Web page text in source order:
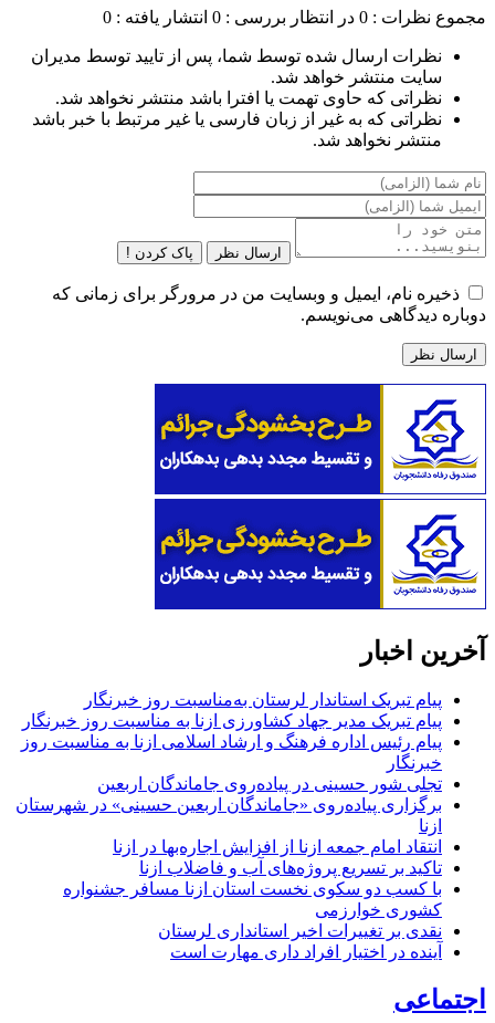
مجموع نظرات : 0 در انتظار بررسی : 0 انتشار یافته : 0
نظرات ارسال شده توسط شما، پس از تایید توسط مدیران
سایت منتشر خواهد شد.
نظراتی که حاوی تهمت یا افترا باشد منتشر نخواهد شد.
نظراتی که به غیر از زبان فارسی یا غیر مرتبط با خبر باشد
منتشر نخواهد شد.
ارسال نظر پاک کردن !
ذخیره نام، ایمیل و وبسایت من در مرورگر برای زمانی که
دوباره دیدگاهی می‌نویسم.
آخرین اخبار
پیام تبریک استاندار لرستان به‌مناسبت روز خبرنگار
پیام تبریک مدیر جهاد کشاورزی ازنا به مناسبت روز خبرنگار
پیام رئیس اداره فرهنگ و ارشاد اسلامی ازنا به مناسبت روز
خبرنگار
تجلی شور حسینی در پیاده‌روی جاماندگان اربعین
برگزاری پیاده‌روی «جاماندگان اربعین حسینی» در شهرستان
ازنا
انتقاد امام جمعه ازنا از افزایش اجاره‌بها در ازنا
تاکید بر تسریع پروژه‌های آب و فاضلاب ازنا
با کسب دو سکوی نخست استان ازنا مسافر جشنواره
کشوری خوارزمی
نقدی بر تغییرات اخیر استانداری لرستان
آینده در اختیار افراد داری مهارت است
اجتماعی